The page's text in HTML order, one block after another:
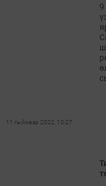
11 гыйнвар 2022, 10:27